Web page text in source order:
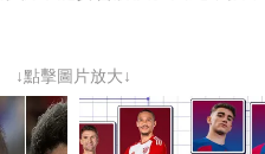
↓點擊圖片放大↓